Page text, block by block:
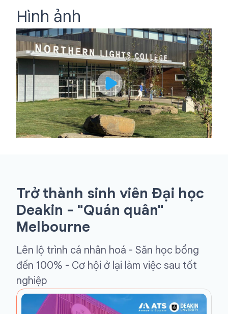
Hình ảnh
Trở thành sinh viên Đại học
Deakin - "Quán quân"
Melbourne
Lên lộ trình cá nhân hoá - Săn học bổng
đến 100% - Cơ hội ở lại làm việc sau tốt
nghiệp